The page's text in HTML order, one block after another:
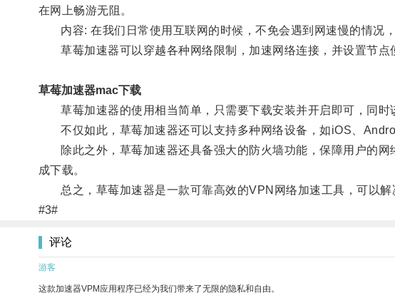
在网上畅游无阻。
内容: 在我们日常使用互联网的时候，不免会遇到网速慢的情况
草莓加速器可以穿越各种网络限制，加速网络连接，并设置节点
草莓加速器mac下载
草莓加速器的使用相当简单，只需要下载安装并开启即可，同时
不仅如此，草莓加速器还可以支持多种网络设备，如iOS、
除此之外，草莓加速器还具备强大的防火墙功能，保障用户的网
成下载。
总之，草莓加速器是一款可靠高效的VPN网络加速工具，可以解
#3#
评论
游客
这款加速器VPM应用程序已经为我们带来了无限的隐私和自由。